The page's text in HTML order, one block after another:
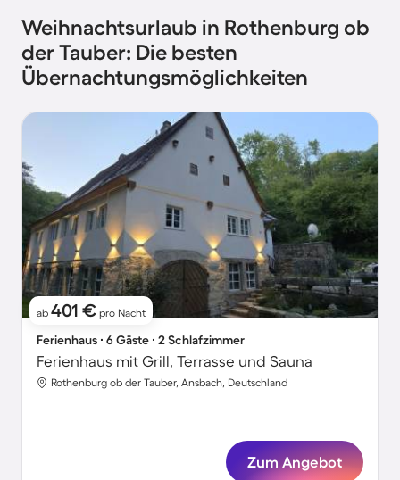
Weihnachtsurlaub in Rothenburg ob
der Tauber: Die besten
Übernachtungsmöglichkeiten
ab 401 € pro Nacht
Ferienhaus ∙ 6 Gäste ∙ 2 Schlafzimmer
Ferienhaus mit Grill, Terrasse und Sauna
Rothenburg ob der Tauber, Ansbach, Deutschland
Zum Angebot